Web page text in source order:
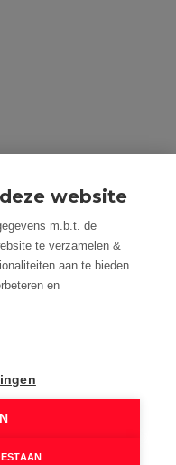
BE0634994563 -
Heuleplaats 16, 8501
van
16 B te 1000
AXA Belgium
deontologische code
plichtenleer
|Cookie policy
website
m.b.t. de
te verzamelen &
aan te bieden
en